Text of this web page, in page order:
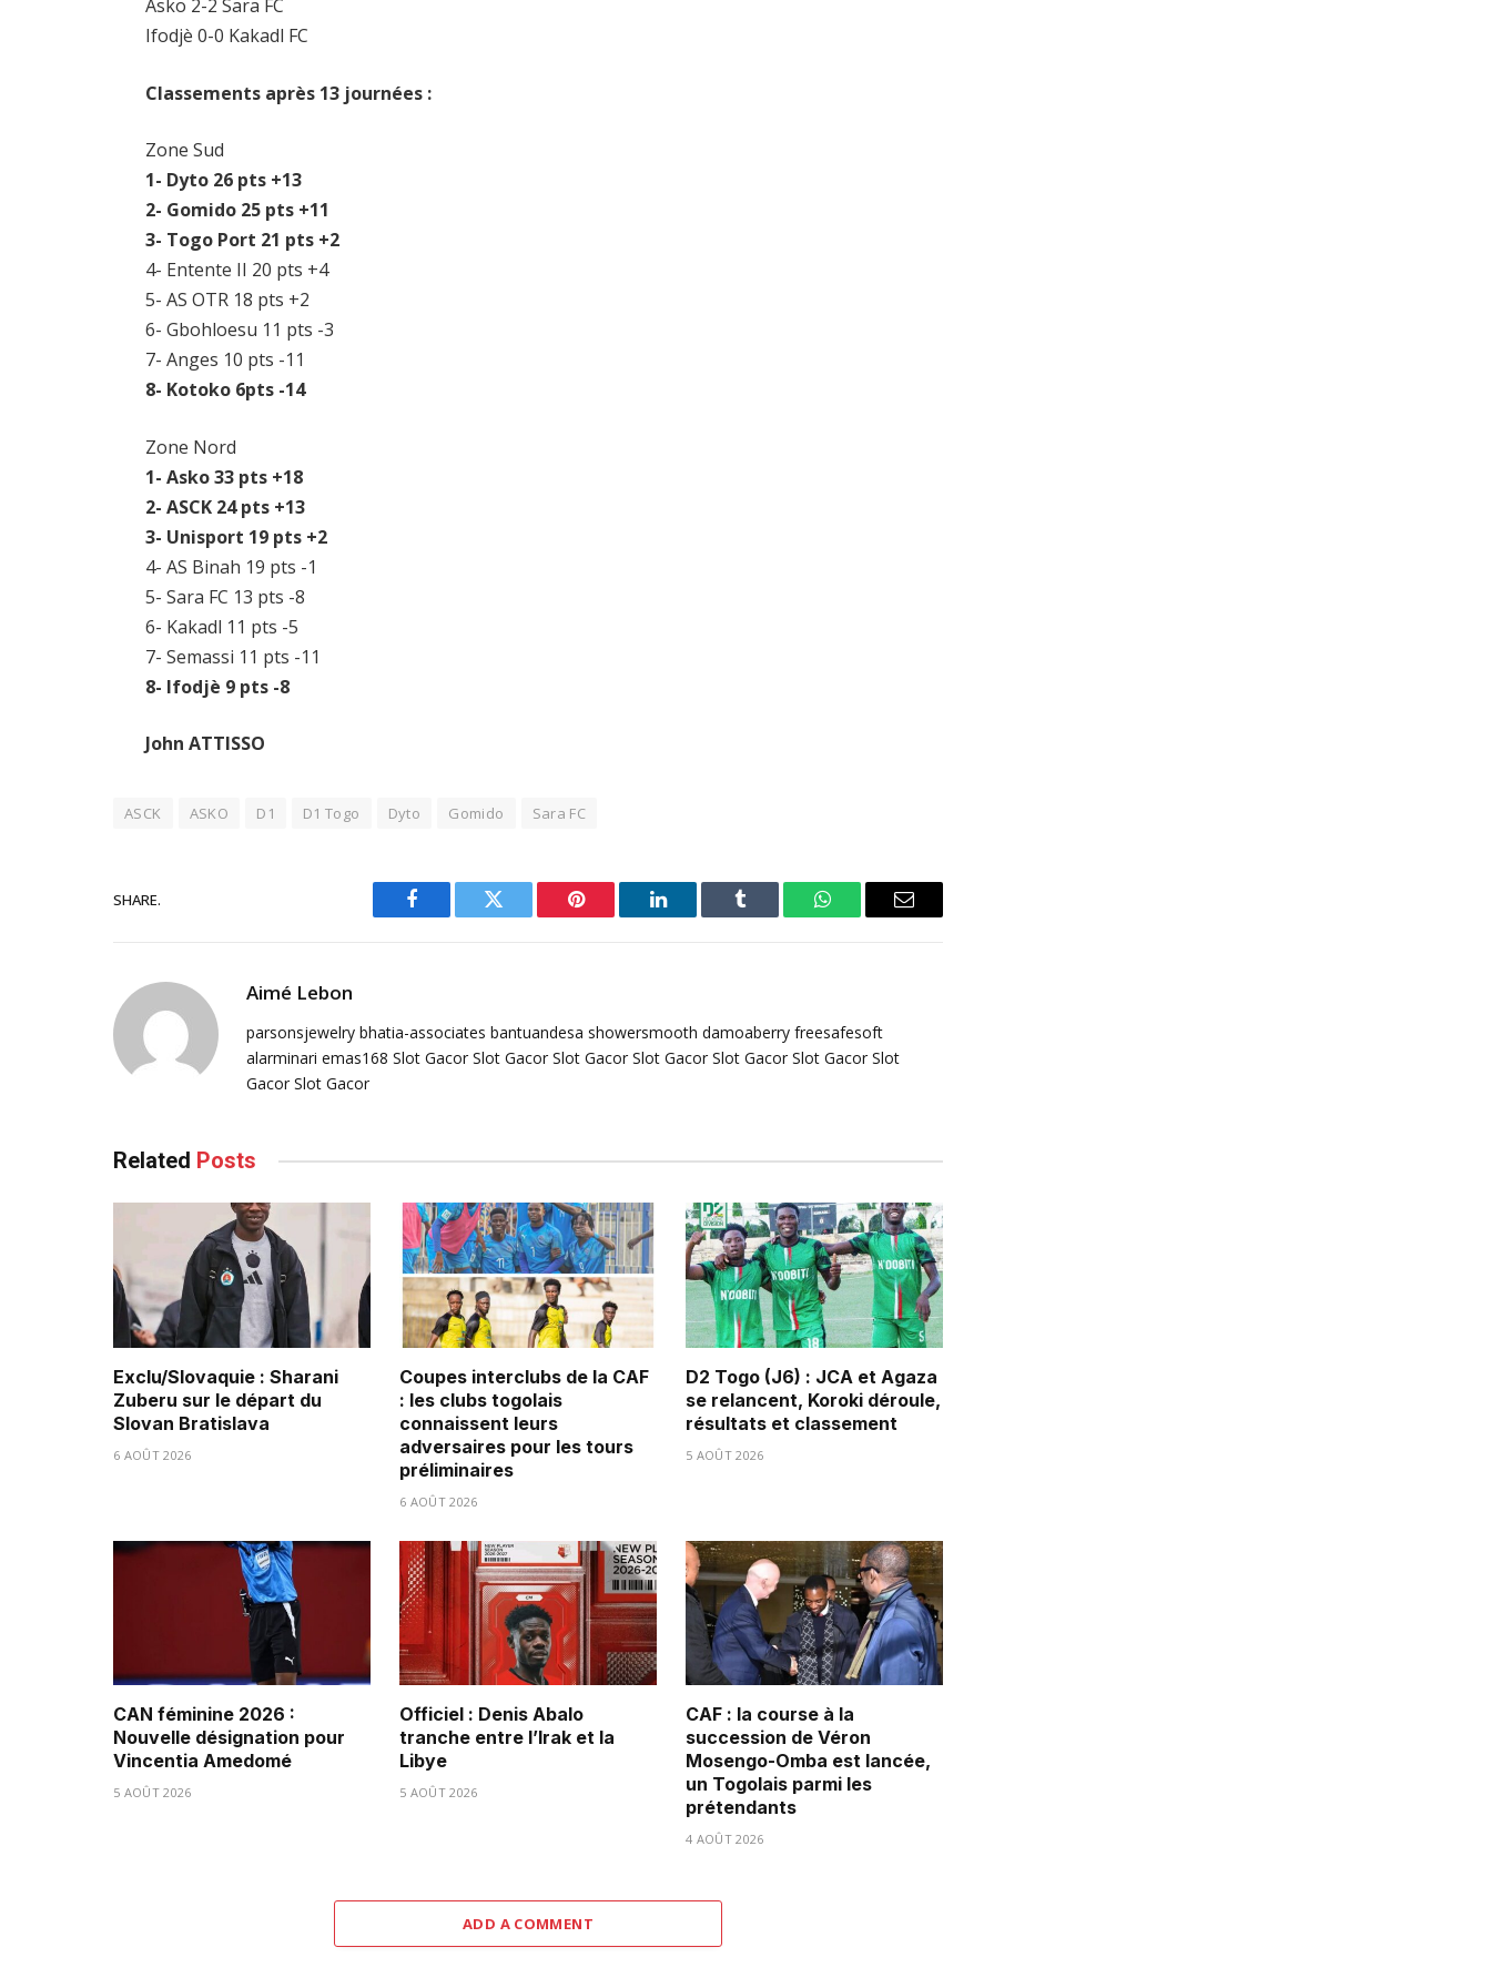
Asko 2-2 Sara FC
Ifodjè 0-0 Kakadl FC
Classements après 13 journées :
Zone Sud
1- Dyto 26 pts +13
2- Gomido 25 pts +11
3- Togo Port 21 pts +2
4- Entente II 20 pts +4
5- AS OTR 18 pts +2
6- Gbohloesu 11 pts -3
7- Anges 10 pts -11
8- Kotoko 6pts -14
Zone Nord
1- Asko 33 pts +18
2- ASCK 24 pts +13
3- Unisport 19 pts +2
4- AS Binah 19 pts -1
5- Sara FC 13 pts -8
6- Kakadl 11 pts -5
7- Semassi 11 pts -11
8- Ifodjè 9 pts -8
John ATTISSO
ASCK ASKO D1 D1 Togo Dyto Gomido Sara FC
SHARE.
Facebook Twitter Pinterest LinkedIn Tumblr WhatsAppEmail
Aimé Lebon
parsonsjewelry bhatia-associates bantuandesa showersmooth damoaberry freesafesoft
alarminari emas168 Slot Gacor Slot Gacor Slot Gacor Slot Gacor Slot Gacor Slot Gacor Slot
Gacor Slot Gacor
Related Posts
Exclu/Slovaquie : Sharani
Zuberu sur le départ du
Slovan Bratislava
6 AOÛT 2026
Coupes interclubs de la CAF
: les clubs togolais
connaissent leurs
adversaires pour les tours
préliminaires
6 AOÛT 2026
D2 Togo (J6) : JCA et Agaza
se relancent, Koroki déroule,
résultats et classement
5 AOÛT 2026
CAN féminine 2026 :
Nouvelle désignation pour
Vincentia Amedomé
5 AOÛT 2026
Officiel : Denis Abalo
tranche entre l’Irak et la
Libye
5 AOÛT 2026
CAF : la course à la
succession de Véron
Mosengo-Omba est lancée,
un Togolais parmi les
prétendants
4 AOÛT 2026
ADD A COMMENT